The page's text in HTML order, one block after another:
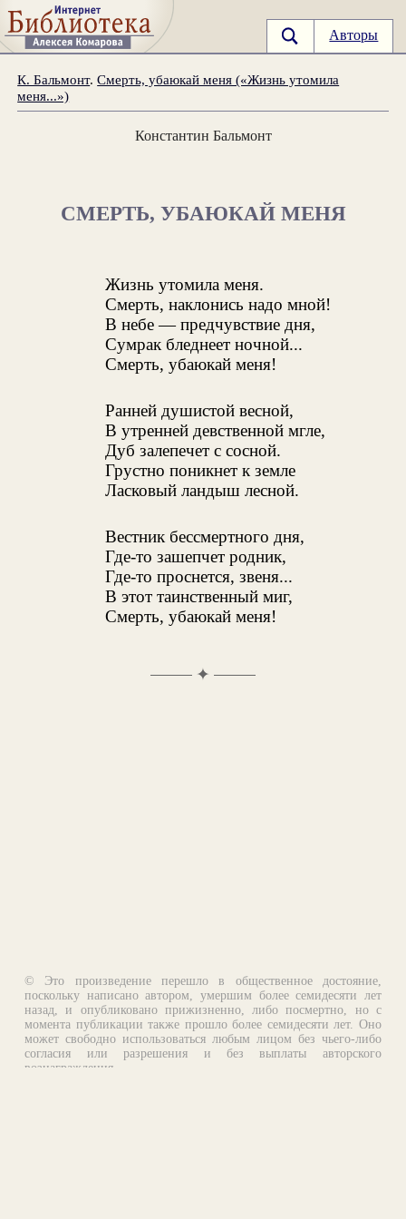
Авторы
К. Бальмонт.Смерть, убаюкай меня («Жизнь утомила
меня...»)
Константин Бальмонт
СМЕРТЬ, УБАЮКАЙ МЕНЯ
Жизнь утомила меня.
Смерть, наклонись надо мной!
В небе — предчувствие дня,
Сумрак бледнеет ночной...
Смерть, убаюкай меня!
Ранней душистой весной,
В утренней девственной мгле,
Дуб залепечет с сосной.
Грустно поникнет к земле
Ласковый ландыш лесной.
Вестник бессмертного дня,
Где-то зашепчет родник,
Где-то проснется, звеня...
В этот таинственный миг,
Смерть, убаюкай меня!
✦
© Это произведение перешло в общественное достояние,
поскольку написано автором, умершим более семидесяти лет
назад, и опубликовано прижизненно, либо посмертно, но с
момента публикации также прошло более семидесяти лет. Оно
может свободно использоваться любым лицом без чьего-либо
согласия или разрешения и без выплаты авторского
вознаграждения.